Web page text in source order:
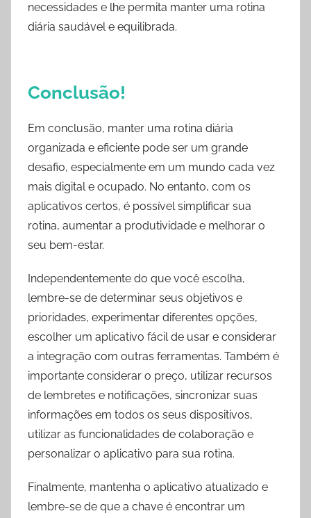
necessidades e lhe permita manter uma rotina
diária saudável e equilibrada.
Conclusão!
Em conclusão, manter uma rotina diária
organizada e eficiente pode ser um grande
desafio, especialmente em um mundo cada vez
mais digital e ocupado. No entanto, com os
aplicativos certos, é possível simplificar sua
rotina, aumentar a produtividade e melhorar o
seu bem-estar.
Independentemente do que você escolha,
lembre-se de determinar seus objetivos e
prioridades, experimentar diferentes opções,
escolher um aplicativo fácil de usar e considerar
a integração com outras ferramentas. Também é
importante considerar o preço, utilizar recursos
de lembretes e notificações, sincronizar suas
informações em todos os seus dispositivos,
utilizar as funcionalidades de colaboração e
personalizar o aplicativo para sua rotina.
Finalmente, mantenha o aplicativo atualizado e
lembre-se de que a chave é encontrar um